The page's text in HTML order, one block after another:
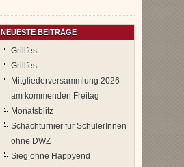
NEUESTE BEITRÄGE
Grillfest
Grillfest
Mitgliederversammlung 2026
am kommenden Freitag
Monatsblitz
Schachturnier für SchülerInnen
ohne DWZ
Sieg ohne Happyend